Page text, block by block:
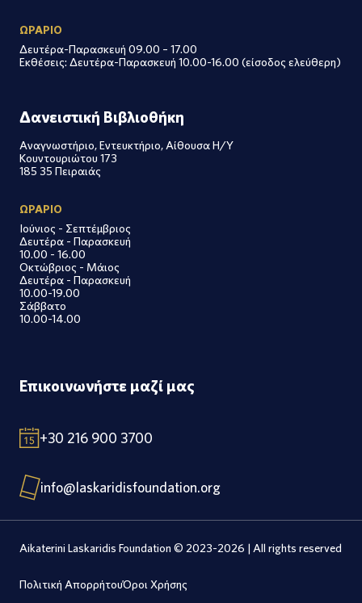
ΩΡΑΡΙΟ
Δευτέρα-Παρασκευή 09.00 – 17.00
Εκθέσεις: Δευτέρα-Παρασκευή 10.00-16.00 (είσοδος ελεύθερη)
Δανειστική Βιβλιοθήκη
Αναγνωστήριο, Εντευκτήριο, Αίθουσα Η/Υ
Κουντουριώτου 173
185 35 Πειραιάς
ΩΡΑΡΙΟ
Ιούνιος - Σεπτέμβριος
Δευτέρα - Παρασκευή
10.00 - 16.00
Οκτώβριος - Μάιος
Δευτέρα - Παρασκευή
10.00-19.00
Σάββατο
10.00-14.00
Επικοινωνήστε μαζί μας
+30 216 900 3700
info@laskaridisfoundation.org
Aikaterini Laskaridis Foundation © 2023-2026 | All rights reserved
Πολιτική ΑπορρήτουΌροι Χρήσης